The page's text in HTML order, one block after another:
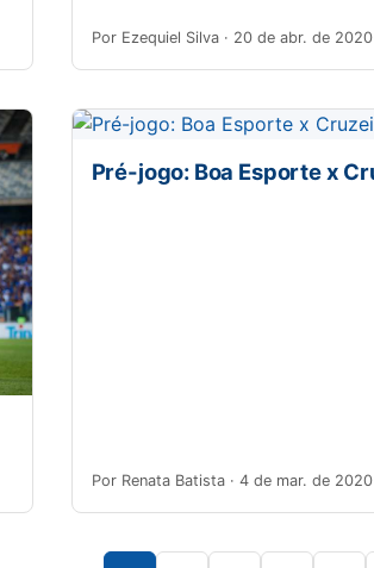
Por Ezequiel Silva · 20 de abr. de 2020
Pré-jogo: Boa Esporte x
Por Renata Batista · 4 de mar. de 2020